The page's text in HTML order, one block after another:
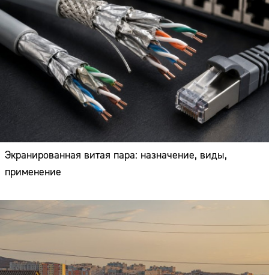
Экранированная витая пара: назначение, виды,
применение